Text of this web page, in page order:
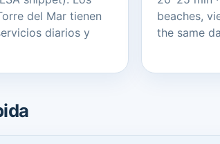
del Mar tienen
diarios y
beaches,
the same